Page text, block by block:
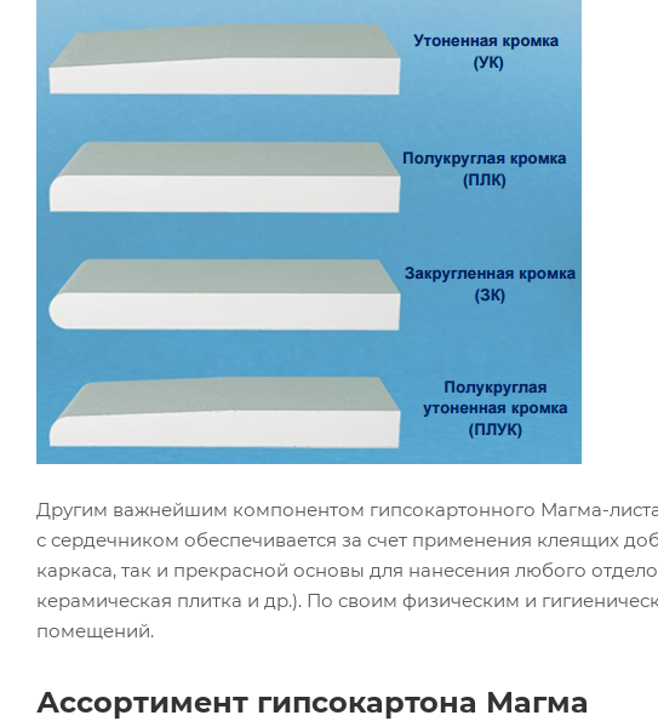
Другим важнейшим компонентом гипсокартонного Магма-
с сердечником обеспечивается за счет применения клеящих
каркаса, так и прекрасной основы для нанесения любого
керамическая плитка и др.). По своим физическим и
помещений.
Ассортимент гипсокартона Магма